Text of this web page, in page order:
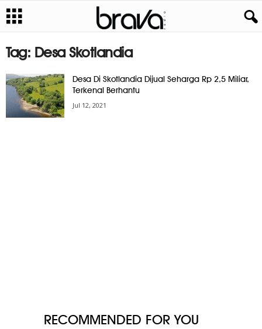
Tag: Desa Skotlandia
Desa Di Skotlandia Dijual Seharga Rp 2,5 Miliar,
Terkenal Berhantu
Jul 12, 2021
RECOMMENDED FOR YOU